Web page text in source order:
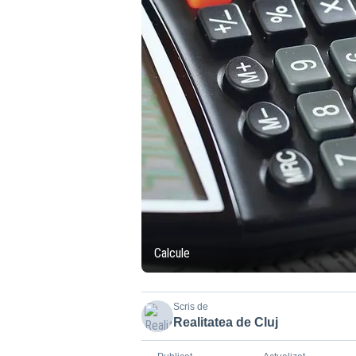
Calcule
Scris de
Realitatea de Cluj